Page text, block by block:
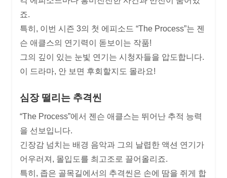
죠.
특히, 이번 시즌 3의 첫 에피소드 “The Process”는 젠
슨 애클스의 연기력이 돋보이는 작품!
그의 깊이 있는 눈빛 연기는 시청자들을 압도합니다.
이 드라마, 안 보면 후회할지도 몰라요!
심장 떨리는 추격씬
“The Process”에서 젠슨 애클스는 뛰어난 추적 능력
을 선보입니다.
긴장감 넘치는 배경 음악과 그의 날렵한 액션 연기가
어우러져, 몰입도를 최고조로 끌어올리죠.
특히, 좁은 골목길에서의 추격씬은 손에 땀을 쥐게 합